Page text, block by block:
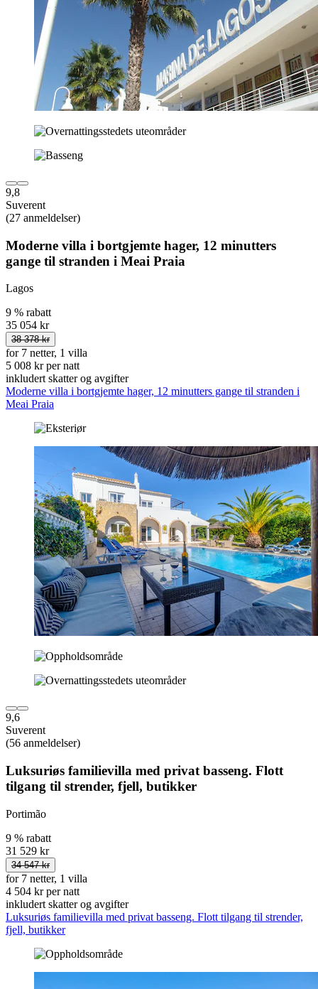
9,8
Suverent
(27 anmeldelser)
Moderne villa i bortgjemte hager, 12 minutters
gange til stranden i Meai Praia
Lagos
9 % rabatt
35 054 kr
38 378 kr
for 7 netter, 1 villa
5 008 kr per natt
inkludert skatter og avgifter
Moderne villa i bortgjemte hager, 12 minutters gange til stranden i
Meai Praia
9,6
Suverent
(56 anmeldelser)
Luksuriøs familievilla med privat basseng. Flott
tilgang til strender, fjell, butikker
Portimão
9 % rabatt
31 529 kr
34 547 kr
for 7 netter, 1 villa
4 504 kr per natt
inkludert skatter og avgifter
Luksuriøs familievilla med privat basseng. Flott tilgang til strender,
fjell, butikker